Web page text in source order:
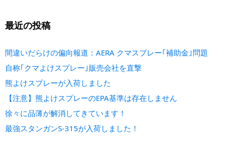
最近の投稿
間違いだらけの偏向報道：AERA クマスプレー｢補助金｣問題
自称｢クマよけスプレー｣販売会社を直撃
熊よけスプレーが入荷しました
【注意】熊よけスプレーのEPA基準は存在しません
徐々に品薄が解消してきています！
最強スタンガンS-315が入荷しました！